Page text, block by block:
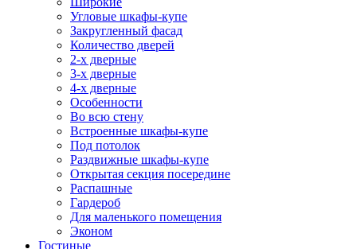
Угловые шкафы-купе
Закругленный фасад
Количество дверей
2-х дверные
3-х дверные
4-х дверные
Особенности
Во всю стену
Встроенные шкафы-купе
Под потолок
Раздвижные шкафы-купе
Открытая секция посередине
Распашные
Гардероб
Для маленького помещения
Эконом
Гостиные